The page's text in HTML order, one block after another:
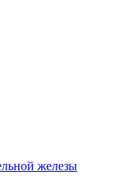
железы